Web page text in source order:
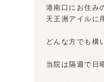
港南口にお住み
天王洲アイルに
どんな方でも構
当院は隔週で日